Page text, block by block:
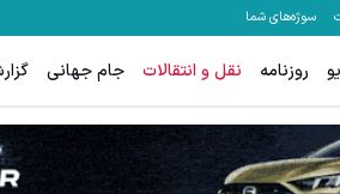
سوژه‌های شما
روزنامه نقل و انتقالات جام جهانی